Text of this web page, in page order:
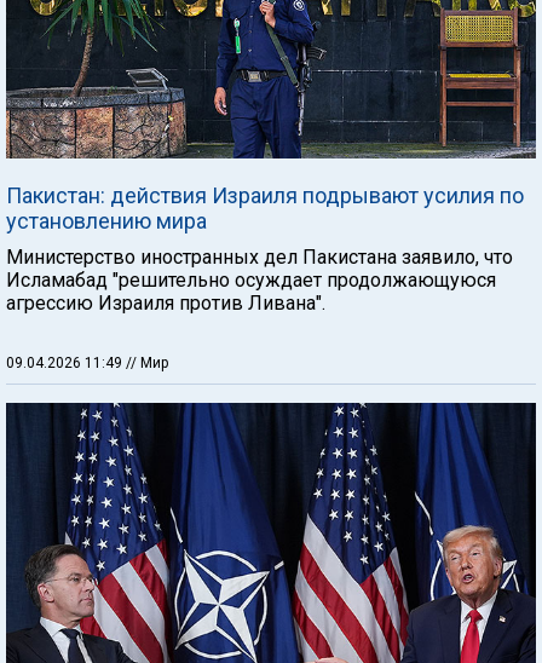
Пакистан: действия Израиля подрывают усилия по
установлению мира
Министерство иностранных дел Пакистана заявило, что
Исламабад "решительно осуждает продолжающуюся
агрессию Израиля против Ливана".
09.04.2026 11:49 // Мир